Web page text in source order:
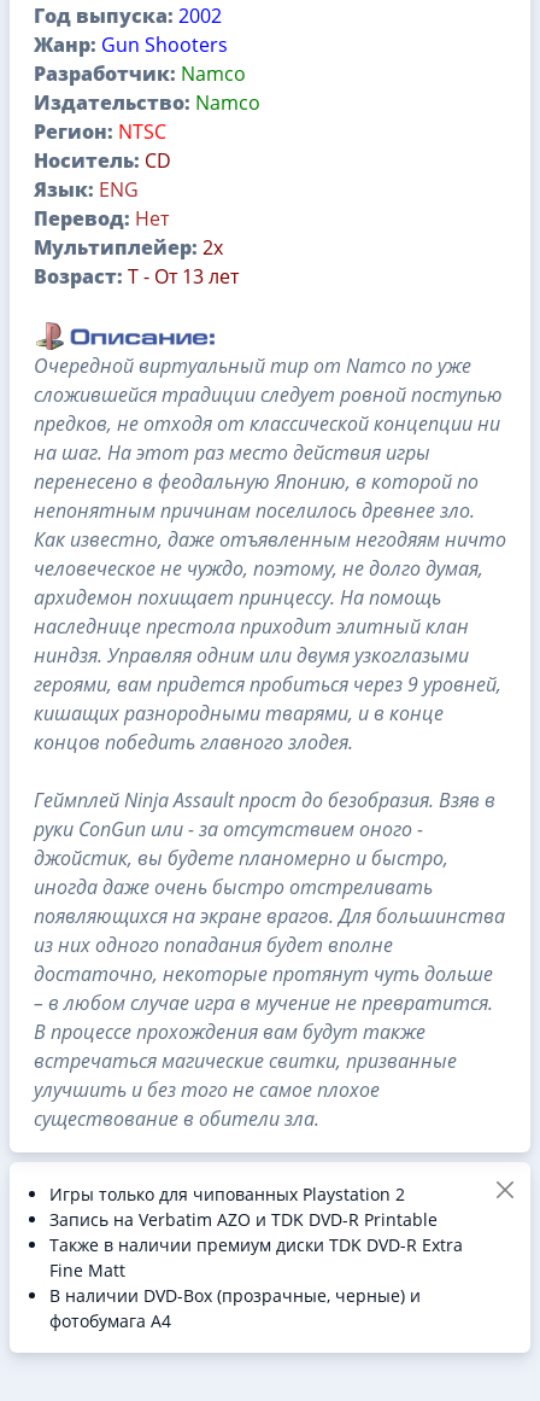
Год выпуска: 2002
Жанр: Gun Shooters
Разработчик: Namco
Издательство: Namco
Регион: NTSC
Носитель: CD
Язык: ENG
Перевод: Нет
Мультиплейер: 2x
Возраст: T - От 13 лет
Очередной виртуальный тир от Namco по уже
сложившейся традиции следует ровной поступью
предков, не отходя от классической концепции ни
на шаг. На этот раз место действия игры
перенесено в феодальную Японию, в которой по
непонятным причинам поселилось древнее зло.
Как известно, даже отъявленным негодяям ничто
человеческое не чуждо, поэтому, не долго думая,
архидемон похищает принцессу. На помощь
наследнице престола приходит элитный клан
ниндзя. Управляя одним или двумя узкоглазыми
героями, вам придется пробиться через 9 уровней,
кишащих разнородными тварями, и в конце
концов победить главного злодея.
Геймплей Ninja Assault прост до безобразия. Взяв в
руки ConGun или - за отсутствием оного -
джойстик, вы будете планомерно и быстро,
иногда даже очень быстро отстреливать
появляющихся на экране врагов. Для большинства
из них одного попадания будет вполне
достаточно, некоторые протянут чуть дольше
– в любом случае игра в мучение не превратится.
В процессе прохождения вам будут также
встречаться магические свитки, призванные
улучшить и без того не самое плохое
существование в обители зла.
Игры только для чипованных Playstation 2
Запись на Verbatim AZO и TDK DVD-R Printable
Также в наличии премиум диски TDK DVD-R Extra
Fine Matt
В наличии DVD-Box (прозрачные, черные) и
фотобумага A4